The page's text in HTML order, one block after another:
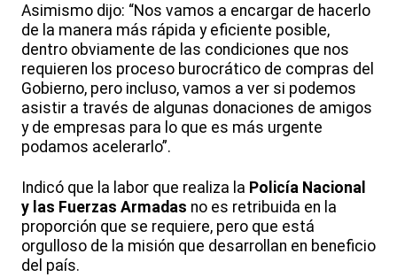
Asimismo dijo: “Nos vamos a encargar de hacerlo
de la manera más rápida y eficiente posible,
dentro obviamente de las condiciones que nos
requieren los proceso burocrático de compras del
Gobierno, pero incluso, vamos a ver si podemos
asistir a través de algunas donaciones de amigos
y de empresas para lo que es más urgente
podamos acelerarlo”.
Indicó que la labor que realiza la Policía Nacional
y las Fuerzas Armadas no es retribuida en la
proporción que se requiere, pero que está
orgulloso de la misión que desarrollan en beneficio
del país.